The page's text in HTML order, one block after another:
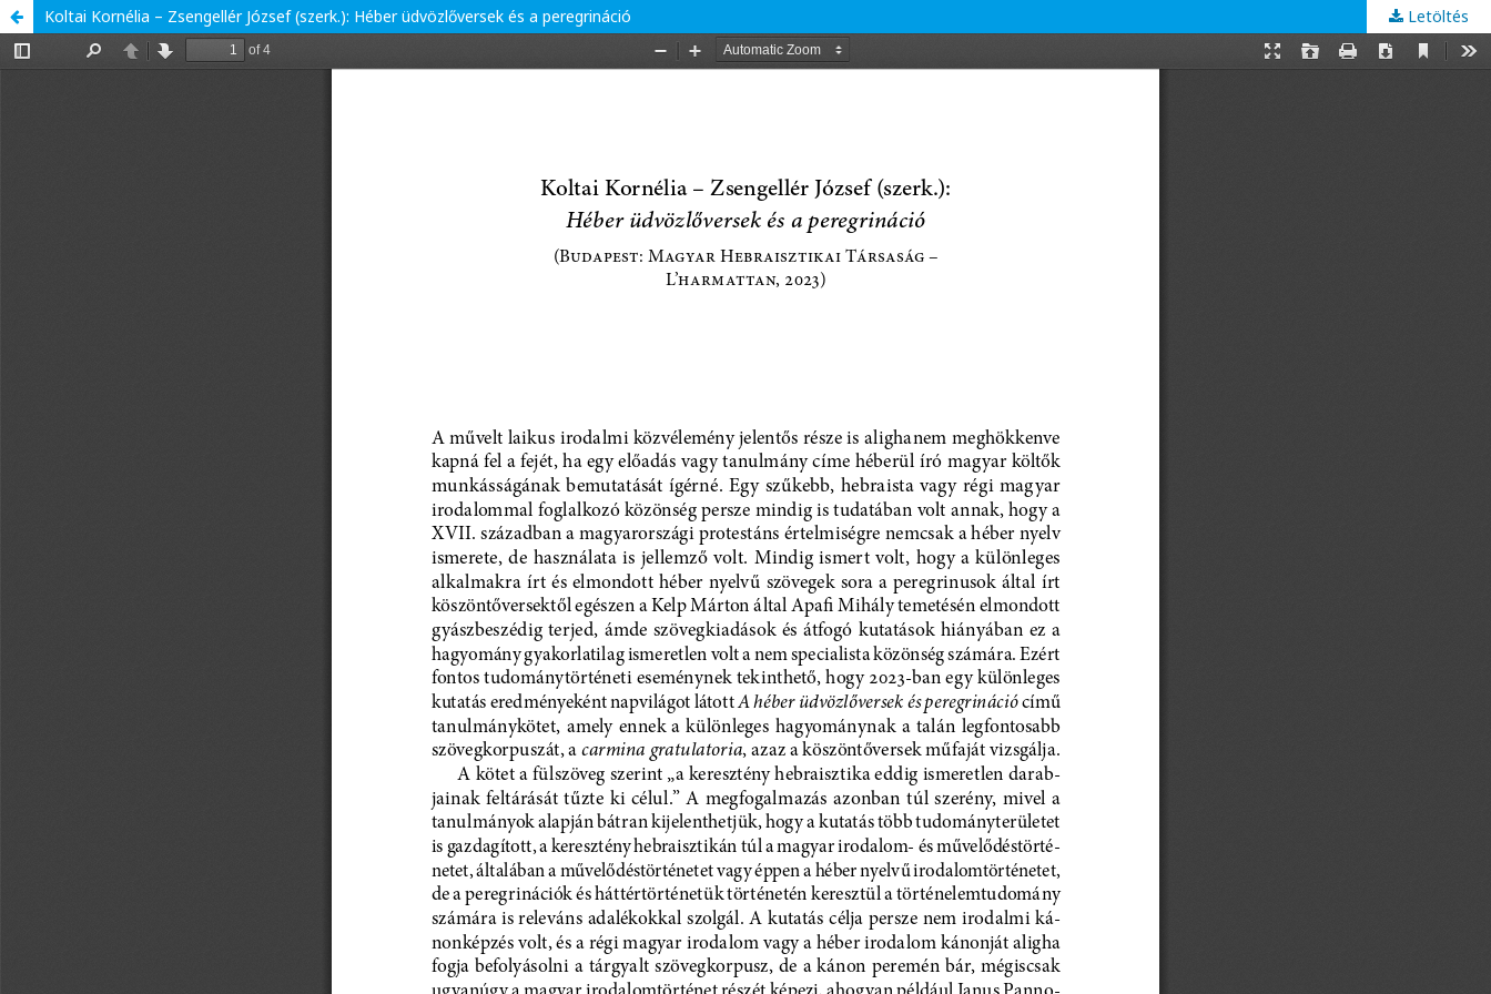
Koltai Kornélia – Zsengellér József (szerk.): Héber üdvözlőversek és a peregrináció Letöltés